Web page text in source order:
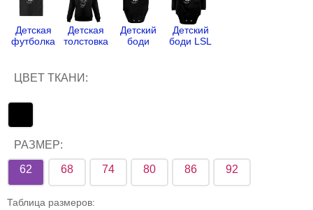
Детская
футболка
Детская
толстовка
Детский
боди
Детский
боди LSL
ЦВЕТ ТКАНИ:
РАЗМЕР:
62 68 74 80 86 92
Таблица размеров: